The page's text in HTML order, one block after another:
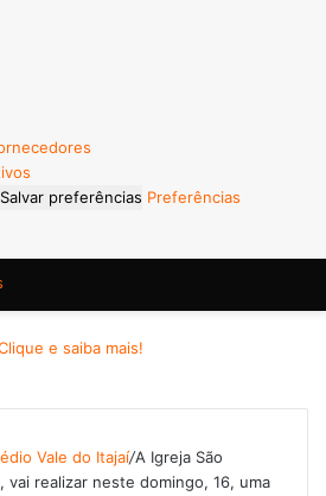
Salvar preferências Preferências
Vale do Itajaí/A Igreja São
vai realizar neste domingo, 16, uma